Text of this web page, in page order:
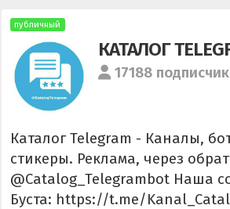
публичный
КАТАЛОГ
17188
Каталог Telegram - Каналы,
стикеры. Реклама, через
@Catalog_Telegrambot Наша
Буста: https://t.me/